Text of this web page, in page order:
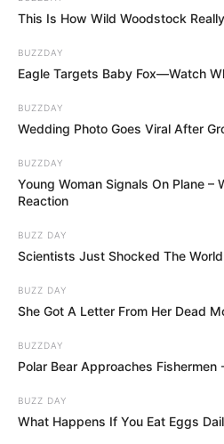
telefonos felvételeket
padsorokból. Ezek sokszor
követéséről szólnak, hanem
egy-egy pillanatból gyorsan
üzenetet gyártani.
Magyar Péter most ennek
A javaslat támogatói szerint
méltóságát rombolja, ha a
a döntésekre figyelnek,
reakciót vagy egy látványos
A közösségi média mára
politikai kommunikációt. Egy
This Is How Wild Woodstock
BUZZDAY
Eagle Targets Baby Fox—Watch
BUZZDAY
Wedding Photo Goes Viral After
BUZZDAY
Young Woman Signals On Plane –
Reaction
BUZZ DAY
Scientists Just Shocked The
BUZZ DAY
She Got A Letter From Her Dead
BUZZDAY
Polar Bear Approaches Fishermen
BUZZ DAY
What Happens If You Eat Eggs